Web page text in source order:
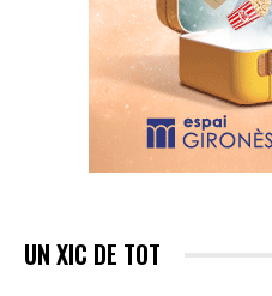
UN XIC DE TOT